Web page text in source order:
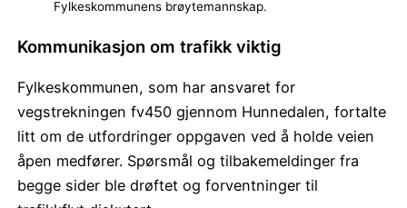
Fylkeskommunens brøytemannskap.
Kommunikasjon om trafikk viktig
Fylkeskommunen, som har ansvaret for
vegstrekningen fv450 gjennom Hunnedalen, fortalte
litt om de utfordringer oppgaven ved å holde veien
åpen medfører. Spørsmål og tilbakemeldinger fra
begge sider ble drøftet og forventninger til